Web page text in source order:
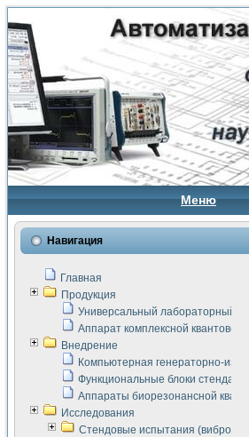
Меню
Навигация
Главная
Продукция
Универсальный лабораторный
Аппарат комплексной квантовой
Внедрение
Компьютерная генераторно-
Функциональные блоки стенда
Аппараты биорезонансной
Исследования
Стендовые испытания